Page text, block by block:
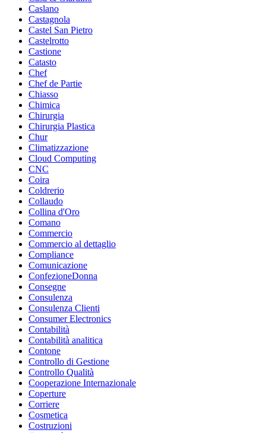
Caslano
Castagnola
Castel San Pietro
Castelrotto
Castione
Catasto
Chef
Chef de Partie
Chiasso
Chimica
Chirurgia
Chirurgia Plastica
Chur
Climatizzazione
Cloud Computing
CNC
Coira
Coldrerio
Collaudo
Collina d'Oro
Comano
Commercio
Commercio al dettaglio
Compliance
Comunicazione
ConfezioneDonna
Consegne
Consulenza
Consulenza Clienti
Consumer Electronics
Contabilità
Contabilità analitica
Contone
Controllo di Gestione
Controllo Qualità
Cooperazione Internazionale
Coperture
Corriere
Cosmetica
Costruzioni